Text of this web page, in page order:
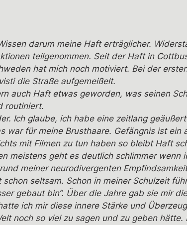
darum meine Haft erträglicher.
teilgenommen. Seit der Haft in
hat mich noch motiviert. Bei der
die Straße aufgemeißelt.
auch Haft etwas geworden, was seinen
routiniert.
Ich glaube, ich habe eine zeitlang
war für meine Brusthaare. Gefängnis ist ein
mit Filmen zu tun haben so bleibt Haft
meistens geht es deutlich schlimmer wenn
meiner neurodivergenten
seltsam. Schon in meiner Schulzeit
gebaut bin“. Über die Jahre gab sie mir
ich mir diese innere Stärke und
noch so viel zu sagen und zu geben hätte.